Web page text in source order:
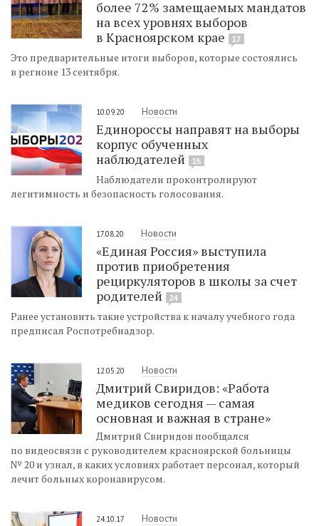
более 72% замещаемых мандатов
на всех уровнях выборов
в Красноярском крае
17
Это предварительные итоги выборов, которые состоялись
в регионе 13 сентября.
10.09.20 Новости
Единороссы направят на выборы
корпус обученных
наблюдателей
15
Наблюдатели проконтролируют
легитимность и безопасность голосования.
17.08.20 Новости
«Единая Россия» выступила
против приобретения
рециркуляторов в школы за счет
родителей
24
Ранее установить такие устройства к началу учебного года
предписал Роспотребнадзор.
12.05.20 Новости
Дмитрий Свиридов: «Работа
медиков сегодня — самая
основная и важная в стране»
Дмитрий Свиридов пообщался
по видеосвязи с руководителем красноярской больницы
№ 20 и узнал, в каких условиях работает персонал, который
лечит больных коронавирусом.
24.10.17 Новости